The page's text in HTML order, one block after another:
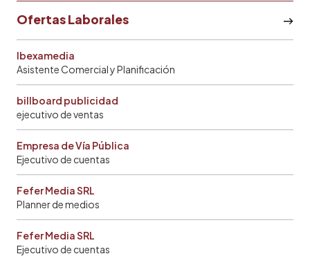
Ofertas Laborales
Ibexamedia
Asistente Comercial y Planificación
billboard publicidad
ejecutivo de ventas
Empresa de Vía Pública
Ejecutivo de cuentas
Fefer Media SRL
Planner de medios
Fefer Media SRL
Ejecutivo de cuentas